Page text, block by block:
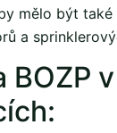
mělo být také
a
BOZP v